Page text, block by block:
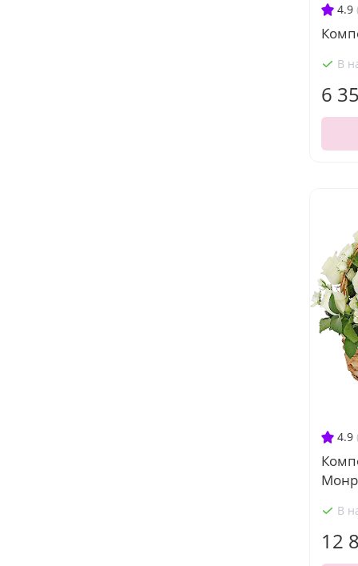
4.9
В
6
4.9
В
12